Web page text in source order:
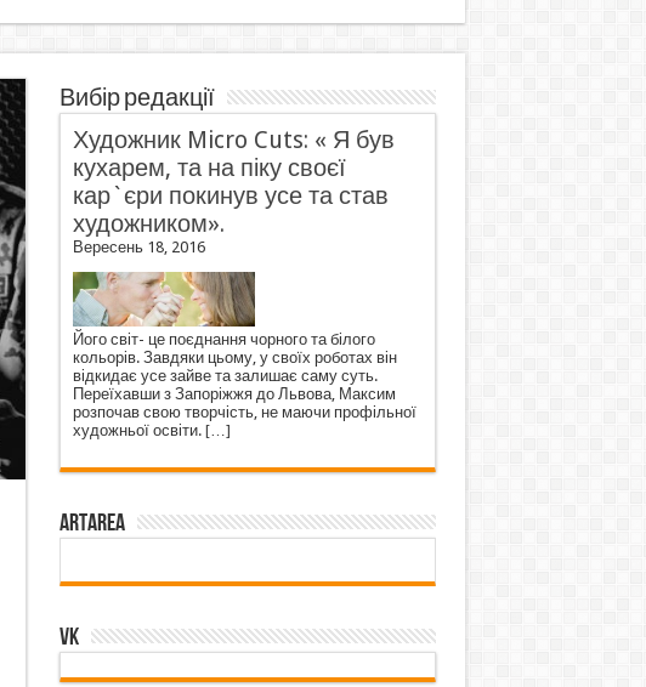
Вибір редакції
Художник Micro Cuts: « Я був
кухарем, та на піку своєї
кар`єри покинув усе та став
художником».
Вересень 18, 2016
Його світ- це поєднання чорного та білого
кольорів. Завдяки цьому, у своїх роботах він
відкидає усе зайве та залишає саму суть.
Переїхавши з Запоріжжя до Львова, Максим
розпочав свою творчість, не маючи профільної
художньої освіти. […]
ArtArea
VK